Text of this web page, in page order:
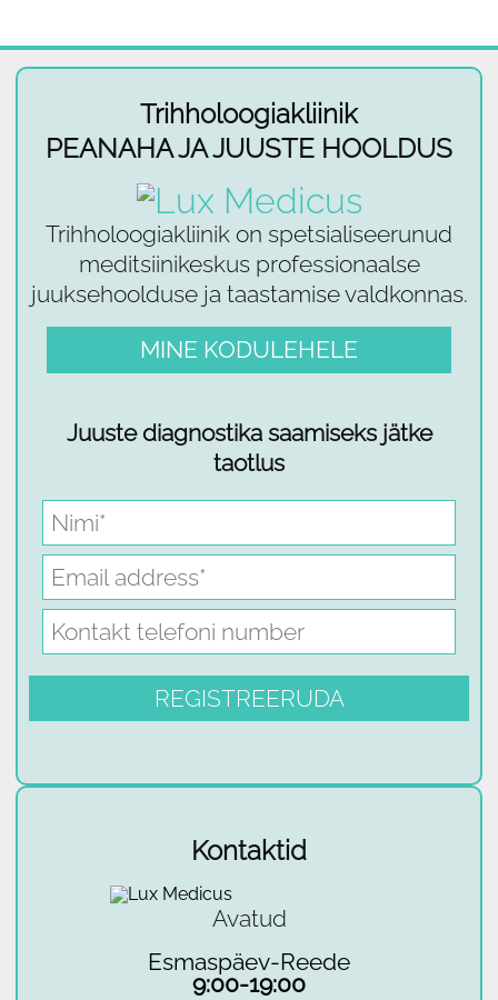
Trihholoogiakliinik
PEANAHA JA JUUSTE HOOLDUS
Trihholoogiakliinik on spetsialiseerunud
meditsiinikeskus professionaalse
juuksehoolduse ja taastamise valdkonnas.
MINE KODULEHELE
Juuste diagnostika saamiseks jätke
taotlus
Kontaktid
Avatud
Esmaspäev-Reede
9:00-19:00